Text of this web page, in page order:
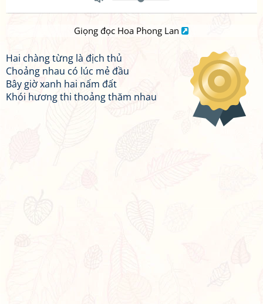
Mute
Giọng đọc Hoa Phong Lan
Hai chàng từng là địch thủ
Choảng nhau có lúc mẻ đầu
Bây giờ xanh hai nấm đất
Khói hương thi thoảng thăm nhau